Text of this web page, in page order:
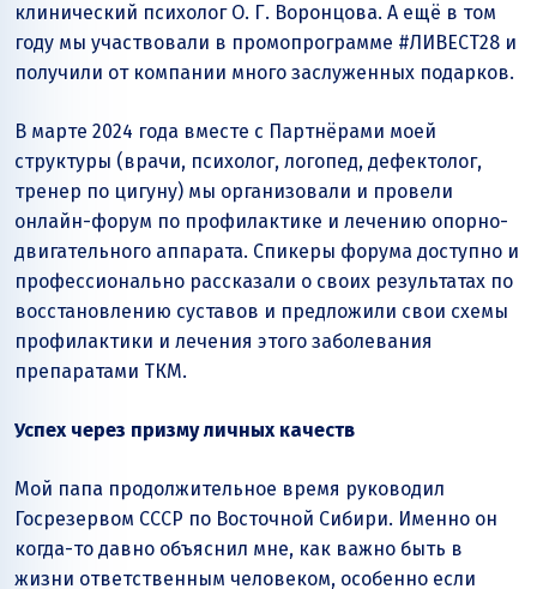
клинический психолог О. Г. Воронцова. А ещё в том
году мы участвовали в промопрограмме #ЛИВЕСТ28 и
получили от компании много заслуженных подарков.
В марте 2024 года вместе с Партнёрами моей
структуры (врачи, психолог, логопед, дефектолог,
тренер по цигуну) мы организовали и провели
онлайн-форум по профилактике и лечению опорно-
двигательного аппарата. Спикеры форума доступно и
профессионально рассказали о своих результатах по
восстановлению суставов и предложили свои схемы
профилактики и лечения этого заболевания
препаратами ТКМ.
Успех через призму личных качеств
Мой папа продолжительное время руководил
Госрезервом СССР по Восточной Сибири. Именно он
когда-то давно объяснил мне, как важно быть в
жизни ответственным человеком, особенно если